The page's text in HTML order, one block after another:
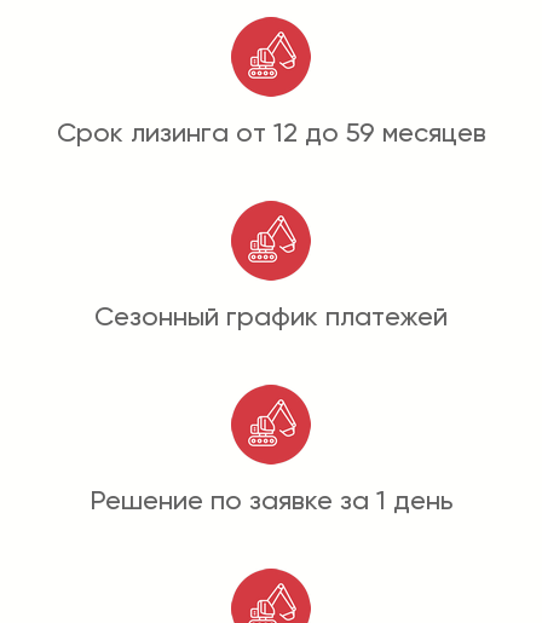
Срок лизинга от 12 до 59 месяцев
Сезонный график платежей
Решение по заявке за 1 день